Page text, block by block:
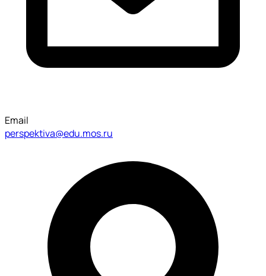
Email
perspektiva@edu.mos.ru